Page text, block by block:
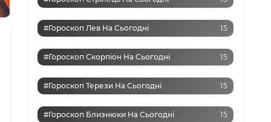
#Гороскоп Лев На Сьогодні 15
#Гороскоп Скорпіон На Сьогодні 15
#Гороскоп Терези На Сьогодні 15
#Гороскоп Близнюки На Сьогодні 15